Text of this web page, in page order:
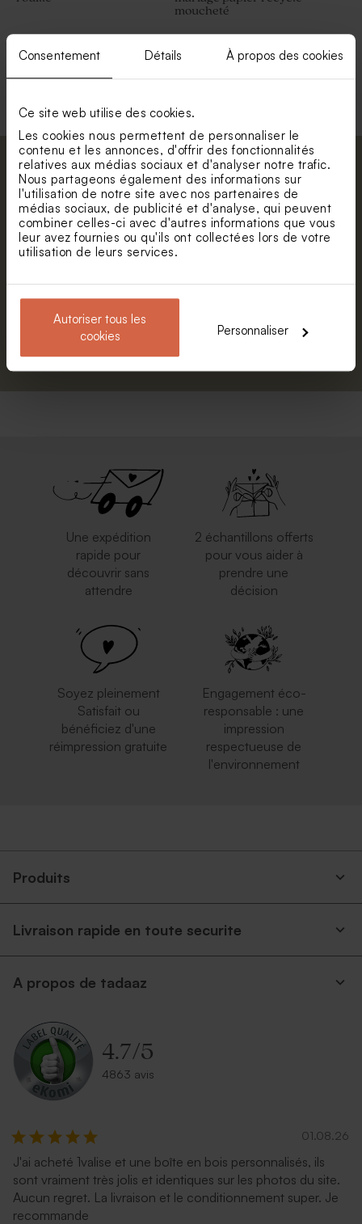
Consentement Détails À propos des cookies
Ce site web utilise des cookies.
Les cookies nous permettent de personnaliser le
contenu et les annonces, d'offrir des fonctionnalités
relatives aux médias sociaux et d'analyser notre trafic.
Nous partageons également des informations sur
l'utilisation de notre site avec nos partenaires de
médias sociaux, de publicité et d'analyse, qui peuvent
combiner celles-ci avec d'autres informations que vous
leur avez fournies ou qu'ils ont collectées lors de votre
utilisation de leurs services.
Autoriser tous les
cookies
Personnaliser
moucheté
Voir toute la collection Enveloppe
Abonnez-vous à la newsletter et restez
informé. Petite surprise : bénéficiez de 5%
de réduction.
Prénom
Une expédition
rapide pour
découvrir sans
attendre
2 échantillons offerts
pour vous aider à
prendre une
décision
Soyez pleinement
Satisfait ou
bénéficiez d'une
réimpression gratuite
Engagement éco-
responsable : une
impression
respectueuse de
l'environnement
Produits
Livraison rapide en toute securite
A propos de tadaaz
4.7/5
4863 avis
01.08.26
J'ai acheté 1valise et une boîte en bois personnalisés, ils
sont vraiment très jolis et identiques sur les photos du site.
Aucun regret. La livraison et le conditionnement super. Je
recommande